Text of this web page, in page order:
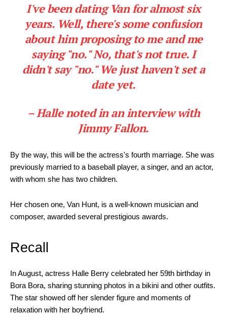
I've been dating Van for almost six
years. Well, there's some confusion
about him proposing to me and me
saying "no." No, that's not true. I
didn't say "no." We just haven't set a
date yet.
– Halle noted in an interview with
Jimmy Fallon.
By the way, this will be the actress's fourth marriage. She was
previously married to a baseball player, a singer, and an actor,
with whom she has two children.
Her chosen one, Van Hunt, is a well-known musician and
composer, awarded several prestigious awards.
Recall
In August, actress Halle Berry celebrated her 59th birthday in
Bora Bora, sharing stunning photos in a bikini and other outfits.
The star showed off her slender figure and moments of
relaxation with her boyfriend.